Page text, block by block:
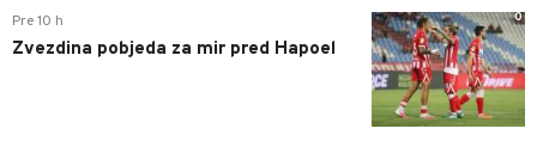
0
Pre 10 h
Zvezdina pobjeda za mir pred Hapoel